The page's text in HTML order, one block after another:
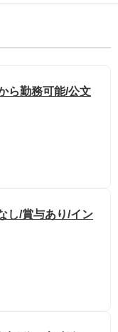
ら勤務可能/公文
し/賞与あり/イン